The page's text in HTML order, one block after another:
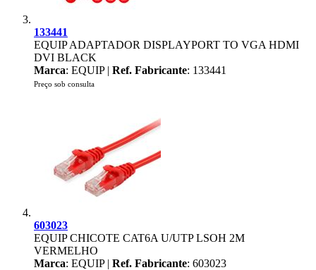
133441
EQUIP ADAPTADOR DISPLAYPORT TO VGA HDMI
DVI BLACK
Marca: EQUIP | Ref. Fabricante: 133441
Preço sob consulta
603023
EQUIP CHICOTE CAT6A U/UTP LSOH 2M
VERMELHO
Marca: EQUIP | Ref. Fabricante: 603023